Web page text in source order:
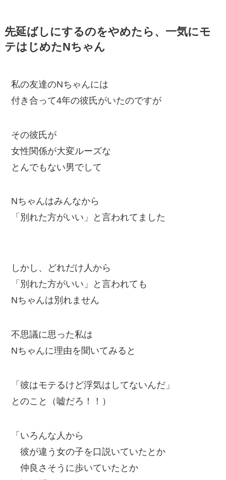
先延ばしにするのをやめたら、一気にモ
テはじめたNちゃん
私の友達のNちゃんには
付き合って4年の彼氏がいたのですが
その彼氏が
女性関係が大変ルーズな
とんでもない男でして
Nちゃんはみんなから
「別れた方がいい」と言われてました
しかし、どれだけ人から
「別れた方がいい」と言われても
Nちゃんは別れません
不思議に思った私は
Nちゃんに理由を聞いてみると
「彼はモテるけど浮気はしてないんだ」
とのこと（嘘だろ！！）
「いろんな人から
彼が違う女の子を口説いていたとか
仲良さそうに歩いていたとか